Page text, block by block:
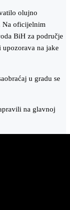
olujno
Na oficijelnim
BiH za područje
na jake
u gradu se
na glavnoj